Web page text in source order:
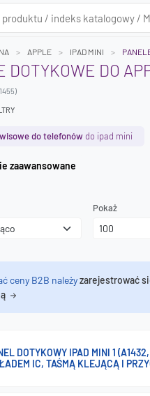
APPLE IPAD MINI
DOTYKOWE DO
do telefonów do ipad mini
Wyszukiwanie zaawansowane
Pokaż
ceny B2B należyzarejestrować
DOTYKOWY IPAD MINI 1
IC, TAŚMĄ KLEJĄCĄ I